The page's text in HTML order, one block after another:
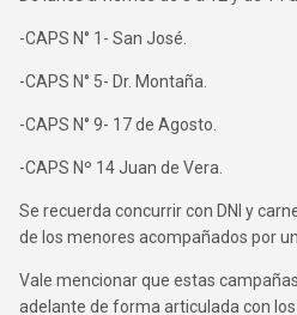
-CAPS N° 1- San José.
-CAPS N° 5- Dr. Montaña.
-CAPS N° 9- 17 de Agosto.
-CAPS Nº 14 Juan de Vera.
Se recuerda concurrir con DNI y
de los menores acompañados por
Vale mencionar que estas
adelante de forma articulada con los